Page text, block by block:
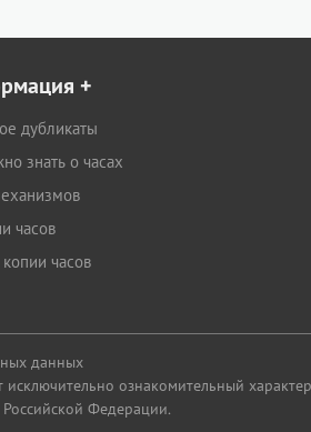
+
дубликаты
знать о часах
часов
часов
данных
ознакомительный
Российской Федерации.